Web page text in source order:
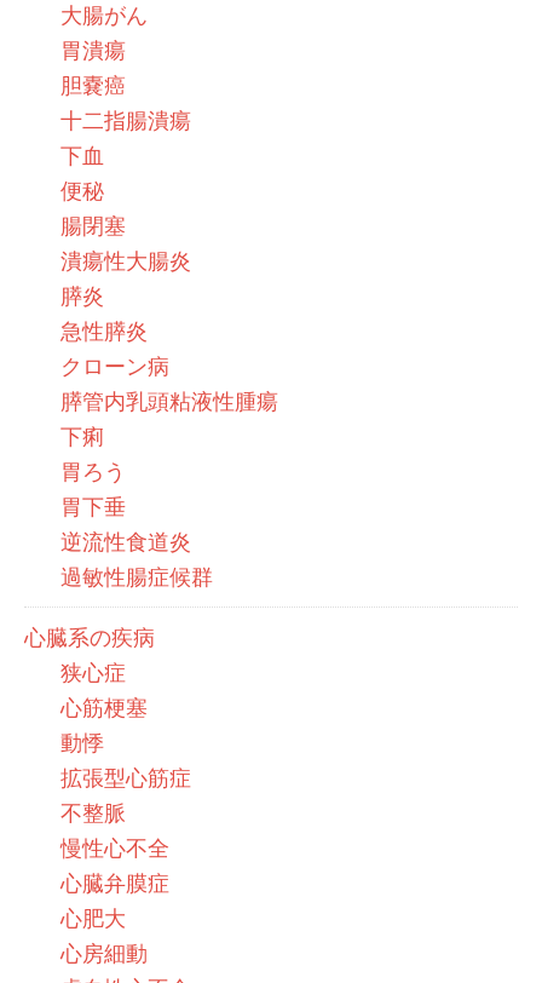
大腸がん
胃潰瘍
胆嚢癌
十二指腸潰瘍
下血
便秘
腸閉塞
潰瘍性大腸炎
膵炎
急性膵炎
クローン病
膵管内乳頭粘液性腫瘍
下痢
胃ろう
胃下垂
逆流性食道炎
過敏性腸症候群
心臓系の疾病
狭心症
心筋梗塞
動悸
拡張型心筋症
不整脈
慢性心不全
心臓弁膜症
心肥大
心房細動